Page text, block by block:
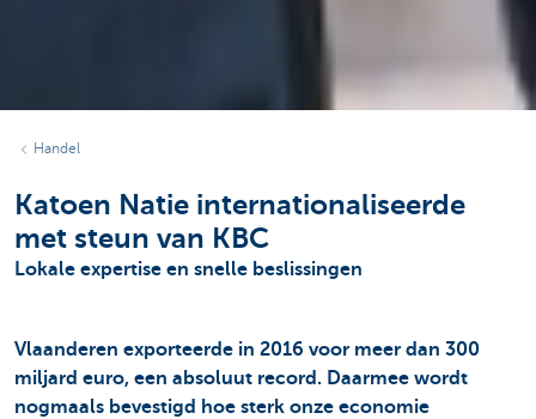
Handel
Katoen Natie internationaliseerde
met steun van KBC
Lokale expertise en snelle beslissingen
Vlaanderen exporteerde in 2016 voor meer dan 300
miljard euro, een absoluut record. Daarmee wordt
nogmaals bevestigd hoe sterk onze economie